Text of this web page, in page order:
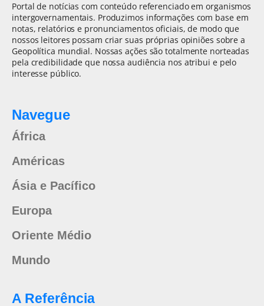
Portal de notícias com conteúdo referenciado em organismos
intergovernamentais. Produzimos informações com base em
notas, relatórios e pronunciamentos oficiais, de modo que
nossos leitores possam criar suas próprias opiniões sobre a
Geopolítica mundial. Nossas ações são totalmente norteadas
pela credibilidade que nossa audiência nos atribui e pelo
interesse público.
Navegue
África
Américas
Ásia e Pacífico
Europa
Oriente Médio
Mundo
A Referência